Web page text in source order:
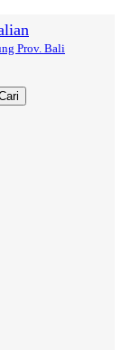
Prov. Bali